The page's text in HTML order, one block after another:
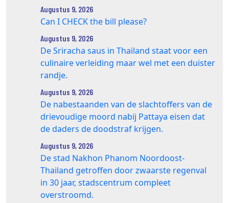
Augustus 9, 2026
Can I CHECK the bill please?
Augustus 9, 2026
De Sriracha saus in Thailand staat voor een
culinaire verleiding maar wel met een duister
randje.
Augustus 9, 2026
De nabestaanden van de slachtoffers van de
drievoudige moord nabij Pattaya eisen dat
de daders de doodstraf krijgen.
Augustus 9, 2026
De stad Nakhon Phanom Noordoost-
Thailand getroffen door zwaarste regenval
in 30 jaar, stadscentrum compleet
overstroomd.